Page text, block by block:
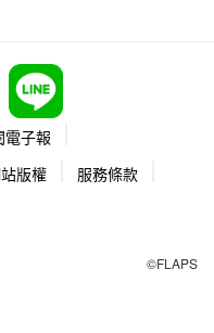
電子報
版權
服務條款
©FLAPS